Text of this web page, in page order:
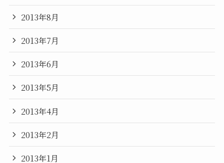
2013年8月
2013年7月
2013年6月
2013年5月
2013年4月
2013年2月
2013年1月